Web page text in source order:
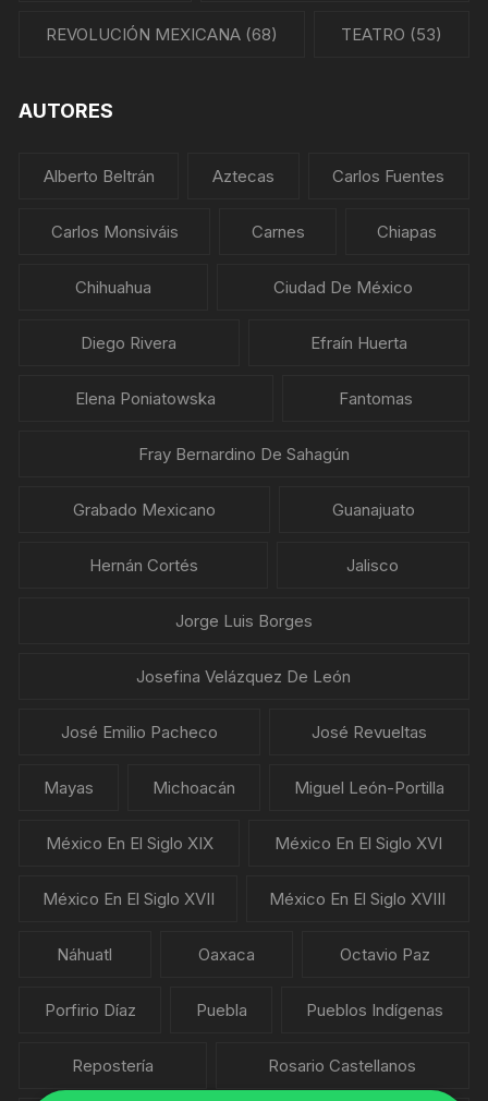
REVOLUCIÓN MEXICANA (68) TEATRO (53)
AUTORES
Alberto Beltrán Aztecas Carlos Fuentes
Carlos Monsiváis Carnes Chiapas
Chihuahua Ciudad De México
Diego Rivera Efraín Huerta
Elena Poniatowska Fantomas
Fray Bernardino De Sahagún
Grabado Mexicano Guanajuato
Hernán Cortés Jalisco
Jorge Luis Borges
Josefina Velázquez De León
José Emilio Pacheco José Revueltas
Mayas Michoacán Miguel León-Portilla
México En El Siglo XIX México En El Siglo XVI
México En El Siglo XVII México En El Siglo XVIII
Náhuatl Oaxaca Octavio Paz
Porfirio Díaz Puebla Pueblos Indígenas
Repostería Rosario Castellanos